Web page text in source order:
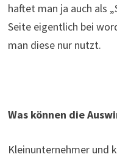
haftet man ja auch als
Seite eigentlich bei
man diese nur nutzt.
Was können die
Kleinunternehmer und